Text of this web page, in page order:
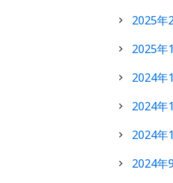
2025年
2025年
2024年
2024年
2024年
2024年